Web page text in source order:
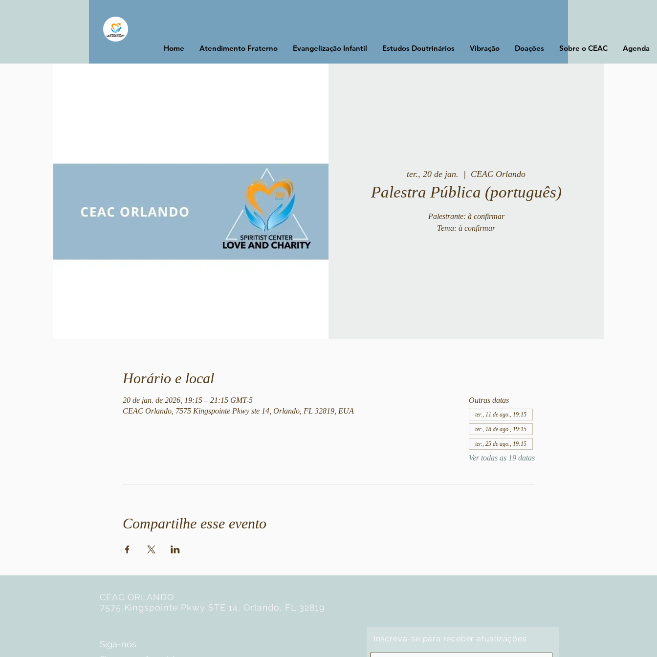
Home Atendimento Fraterno Evangelização Infantil Estudos Doutrinários Vibração Doações Sobre o CEAC Agenda
ter., 20 de jan.
  |
CEAC Orlando
Palestra Pública (português)
Palestrante: à confirmar
Tema: à confirmar
Horário e local
20 de jan. de 2026, 19:15 – 21:15 GMT-5
CEAC Orlando, 7575 Kingspointe Pkwy ste 14, Orlando, FL 32819, EUA
Outras datas
ter., 11 de ago., 19:15
ter., 18 de ago., 19:15
ter., 25 de ago., 19:15
Ver todas as 19 datas
Compartilhe esse evento
CEAC ORLANDO
7575 Kingspointe Pkwy STE 14, Orlando, FL 32819
Siga-nos
Inscreva-se para receber atualizações